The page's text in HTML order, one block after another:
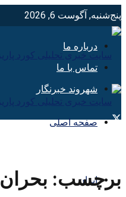
پنج‌شنبه, آگوست 6, 2026
درباره ما
تماس با ما
شهروند خبرنگار
صفحه اصلی
ایران
برچسب: بحران